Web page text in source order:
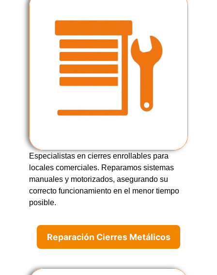
Especialistas en cierres enrollables para
locales comerciales. Reparamos sistemas
manuales y motorizados, asegurando su
correcto funcionamiento en el menor tiempo
posible.
Reparación Cierres Metálicos